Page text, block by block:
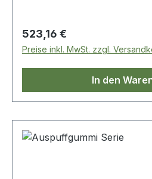
Regulärer Preis:
523,16 €
Preise inkl. MwSt. zzgl.
In den